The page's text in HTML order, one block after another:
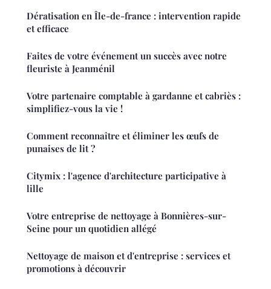
Dératisation en Île-de-france : intervention rapide
et efficace
Faites de votre événement un succès avec notre
fleuriste à Jeanménil
Votre partenaire comptable à gardanne et cabriès :
simplifiez-vous la vie !
Comment reconnaître et éliminer les œufs de
punaises de lit ?
Citymix : l'agence d'architecture participative à
lille
Votre entreprise de nettoyage à Bonnières-sur-
Seine pour un quotidien allégé
Nettoyage de maison et d'entreprise : services et
promotions à découvrir